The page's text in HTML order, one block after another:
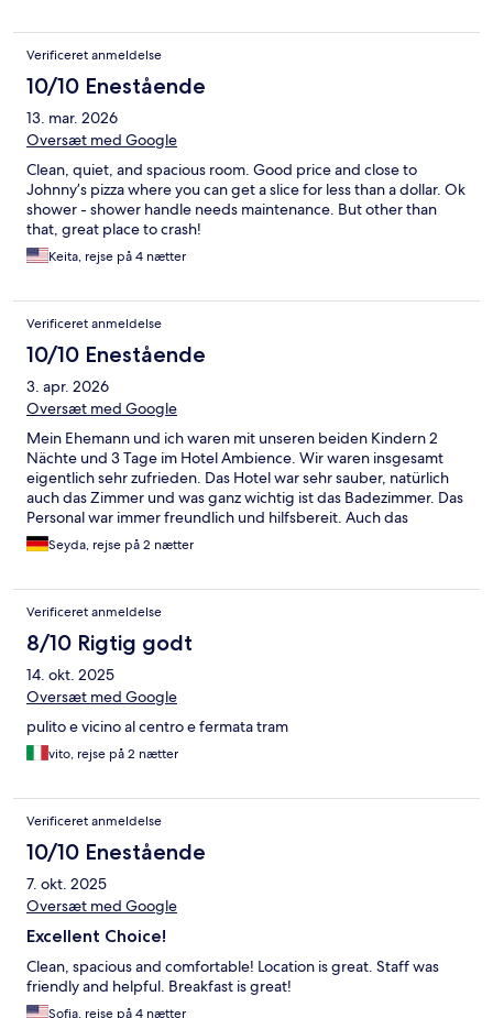
Verificeret anmeldelse
10/10 Enestående
13. mar. 2026
Oversæt med Google
Clean, quiet, and spacious room. Good price and close to
Johnny’s pizza where you can get a slice for less than a dollar. Ok
shower - shower handle needs maintenance. But other than
that, great place to crash!
Keita, rejse på 4 nætter
Verificeret anmeldelse
10/10 Enestående
3. apr. 2026
Oversæt med Google
Mein Ehemann und ich waren mit unseren beiden Kindern 2
Nächte und 3 Tage im Hotel Ambience. Wir waren insgesamt
eigentlich sehr zufrieden. Das Hotel war sehr sauber, natürlich
auch das Zimmer und was ganz wichtig ist das Badezimmer. Das
Personal war immer freundlich und hilfsbereit. Auch das
Frühstück war sehr abwechslungsreich und lecker. Das einzige
was mich ein kleines bisschen gestört hat, war die Größe des
Seyda, rejse på 2 nætter
Verificeret anmeldelse
8/10 Rigtig godt
14. okt. 2025
Oversæt med Google
pulito e vicino al centro e fermata tram
vito, rejse på 2 nætter
Verificeret anmeldelse
10/10 Enestående
7. okt. 2025
Oversæt med Google
Excellent Choice!
Clean, spacious and comfortable! Location is great. Staff was
friendly and helpful. Breakfast is great!
Sofia, rejse på 4 nætter